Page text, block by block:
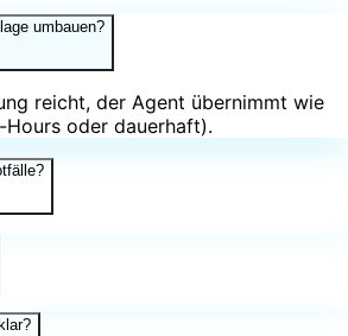
umbauen?
reicht, der Agent übernimmt wie
oder dauerhaft).